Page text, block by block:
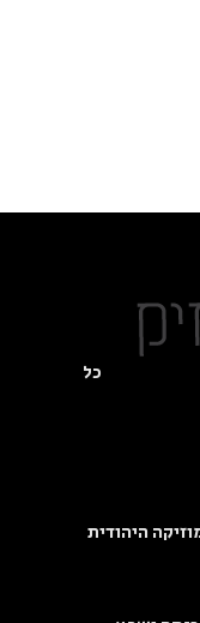
כל
היהודית